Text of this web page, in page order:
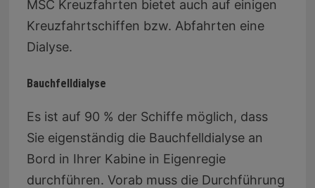
MSC Kreuzfahrten bietet auch auf einigen
Kreuzfahrtschiffen bzw. Abfahrten eine
Dialyse.
Bauchfelldialyse
Es ist auf 90 % der Schiffe möglich, dass
Sie eigenständig die Bauchfelldialyse an
Bord in Ihrer Kabine in Eigenregie
durchführen. Vorab muss die Durchführung